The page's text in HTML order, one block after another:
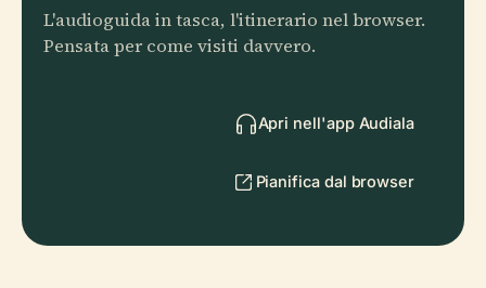
L'audioguida in tasca, l'itinerario nel browser.
Pensata per come visiti davvero.
Apri nell'app Audiala
Pianifica dal browser